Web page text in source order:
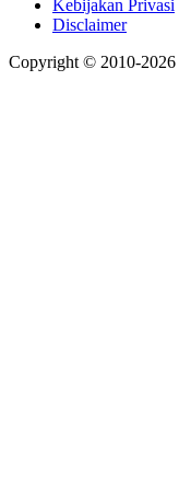
Kebijakan Privasi
Disclaimer
Copyright © 2010-2026